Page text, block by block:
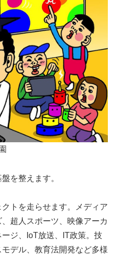
を整えます。
トを走らせます。メディア
超人スポーツ、映像アーカ
ジ、IoT放送、IT政策。技
デル、教育法開発など多様